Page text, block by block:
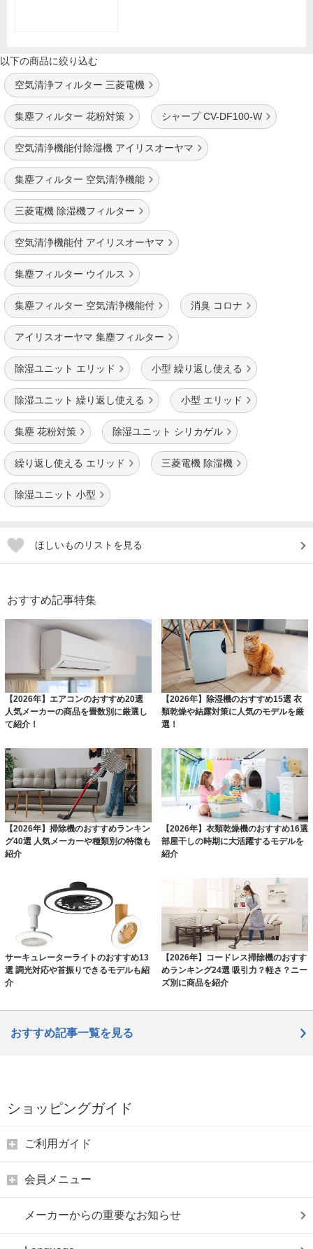
以下の商品に絞り込む
空気清浄フィルター 三菱電機
集塵フィルター 花粉対策 シャープ CV-DF100-W
空気清浄機能付除湿機 アイリスオーヤマ
集塵フィルター 空気清浄機能
三菱電機 除湿機フィルター
空気清浄機能付 アイリスオーヤマ
集塵フィルター ウイルス
集塵フィルター 空気清浄機能付 消臭 コロナ
アイリスオーヤマ 集塵フィルター
除湿ユニット エリッド 小型 繰り返し使える
除湿ユニット 繰り返し使える 小型 エリッド
集塵 花粉対策 除湿ユニット シリカゲル
繰り返し使える エリッド 三菱電機 除湿機
除湿ユニット 小型
ほしいものリストを見る
おすすめ記事特集
【2026年】エアコンのおすすめ20選
人気メーカーの商品を畳数別に厳選し
て紹介！
【2026年】除湿機のおすすめ15選 衣
類乾燥や結露対策に人気のモデルを厳
選！
【2026年】掃除機のおすすめランキン
グ40選 人気メーカーや種類別の特徴も
紹介
【2026年】衣類乾燥機のおすすめ16選
部屋干しの時期に大活躍するモデルを
紹介
サーキュレーターライトのおすすめ13
選 調光対応や首振りできるモデルも紹
介
【2026年】コードレス掃除機のおすす
めランキング24選 吸引力？軽さ？ニー
ズ別に商品を紹介
おすすめ記事一覧を見る
ショッピングガイド
ご利用ガイド
会員メニュー
メーカーからの重要なお知らせ